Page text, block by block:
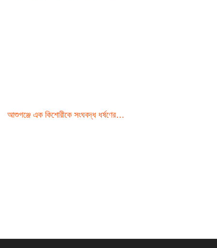
আশুগঞ্জে এক কিশোরীকে সংঘবদ্ধ ধর্ষণের…